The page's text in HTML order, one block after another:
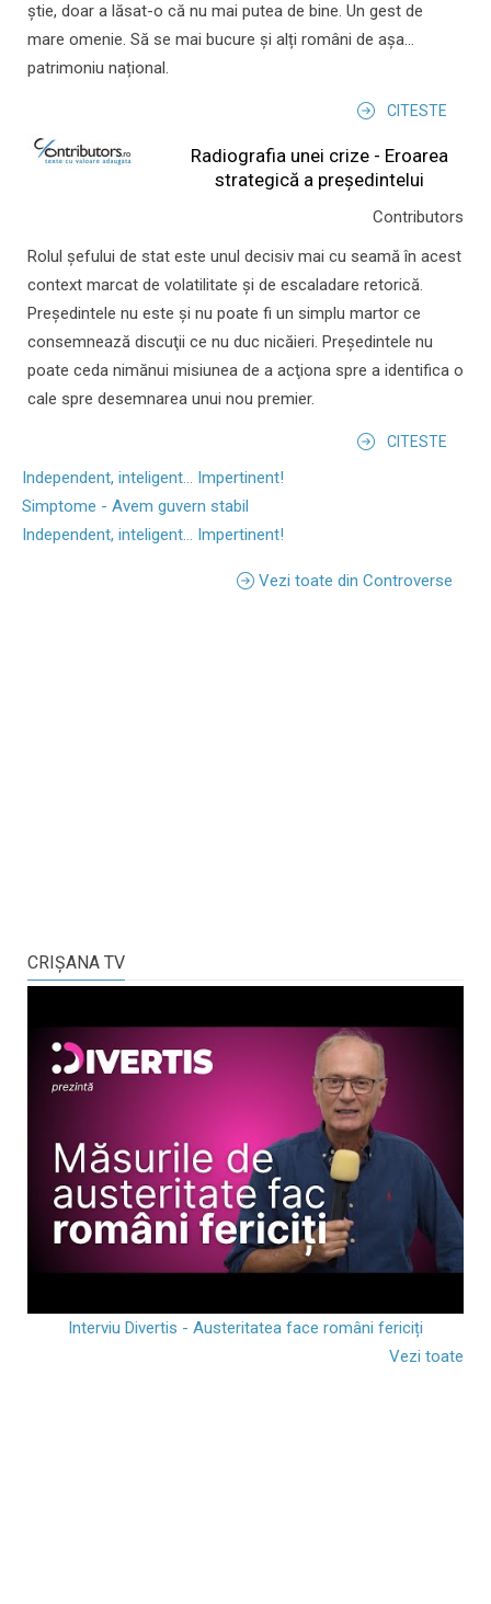
știe, doar a lăsat-o că nu mai putea de bine. Un gest de
mare omenie. Să se mai bucure și alți români de așa...
patrimoniu național.
CITESTE
Radiografia unei crize - Eroarea
strategică a președintelui
Contributors
Rolul şefului de stat este unul decisiv mai cu seamă în acest
context marcat de volatilitate şi de escaladare retorică.
Preşedintele nu este şi nu poate fi un simplu martor ce
consemnează discuţii ce nu duc nicăieri. Preşedintele nu
poate ceda nimănui misiunea de a acţiona spre a identifica o
cale spre desemnarea unui nou premier.
CITESTE
Independent, inteligent... Impertinent!
Simptome - Avem guvern stabil
Independent, inteligent... Impertinent!
Vezi toate din Controverse
CRIŞANA TV
Interviu Divertis - Austeritatea face români fericiți
Vezi toate